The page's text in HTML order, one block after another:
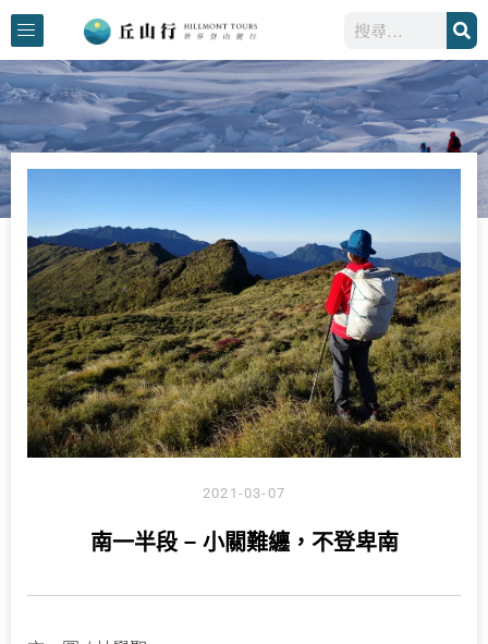
跳
至
主
要
內
容
搜
2021-03-07
南一半段 – 小關難纏，不登卑南